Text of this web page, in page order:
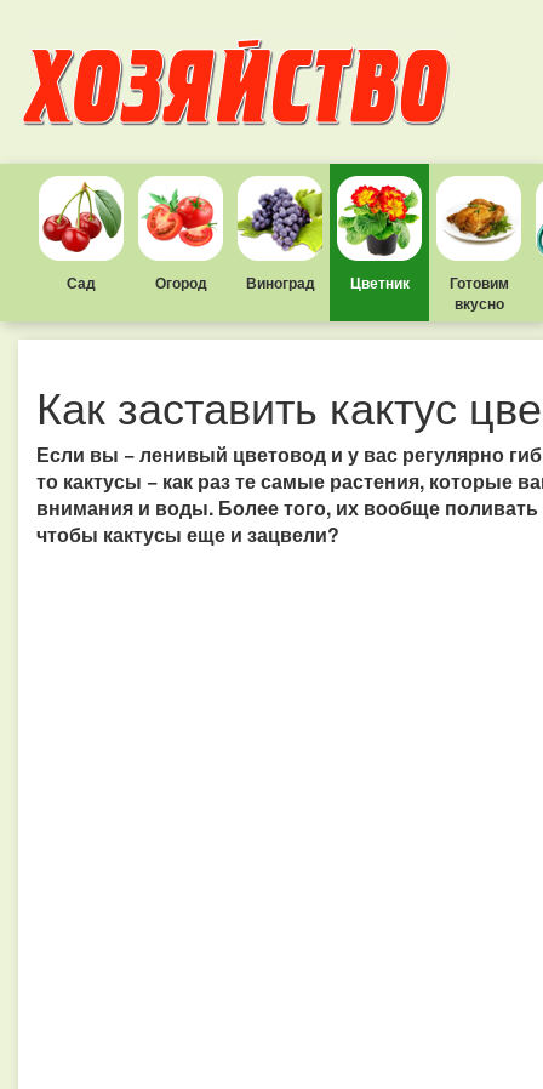
Сад Огород Виноград Цветник
Готовим
вкусно
Как заставить кактус
Если вы − ленивый цветовод и у вас регулярно
то кактусы − как раз те самые растения, которые
внимания и воды. Более того, их вообще поливать
чтобы кактусы еще и зацвели?